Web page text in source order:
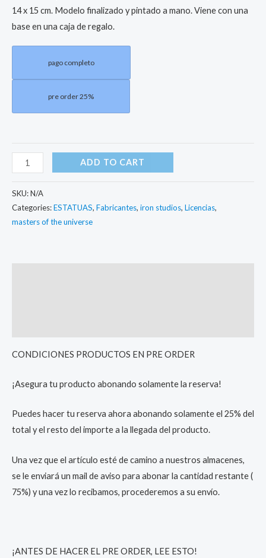
14 x 15 cm. Modelo finalizado y pintado a mano. Viene con una
base en una caja de regalo.
pago completo
pre order 25%
ADD TO CART
SKU:N/A
Categories:ESTATUAS, Fabricantes, iron studios, Licencias,
masters of the universe
CONDICIONES PRODUCTOS EN PRE ORDER
¡Asegura tu producto abonando solamente la reserva!
Puedes hacer tu reserva ahora abonando solamente el 25% del
total y el resto del importe a la llegada del producto.
Una vez que el artículo esté de camino a nuestros almacenes,
se le enviará un mail de aviso para abonar la cantidad restante (
75%) y una vez lo recibamos, procederemos a su envío.
¡ANTES DE HACER EL PRE ORDER, LEE ESTO!